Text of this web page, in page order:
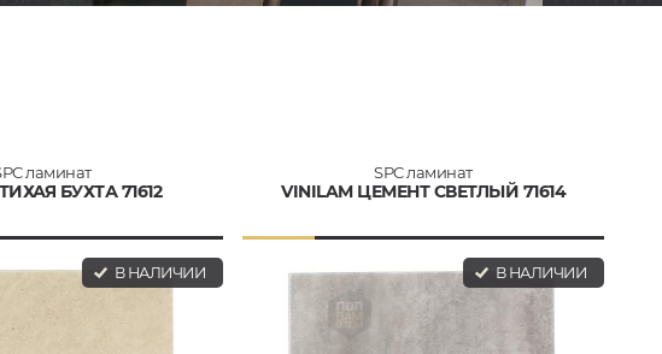
ламинат
БУХТА 71612
В НАЛИЧИИ
SPC ламинат
VINILAM ЦЕМЕНТ СВЕТЛЫЙ 71614
В НАЛИЧИИ